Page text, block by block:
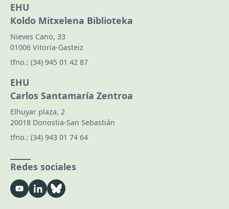
EHU
Koldo Mitxelena Biblioteka
Nieves Cano, 33
01006 Vitoria-Gasteiz
tfno.: (34) 945 01 42 87
EHU
Carlos Santamaría Zentroa
Elhuyar plaza, 2
20018 Donostia-San Sebastián
tfno.: (34) 943 01 74 64
Redes sociales